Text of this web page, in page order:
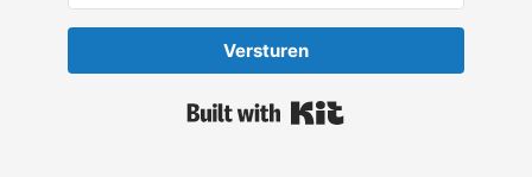
Versturen